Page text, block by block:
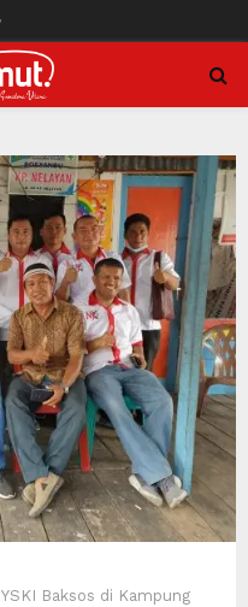
Baksos di Kampung